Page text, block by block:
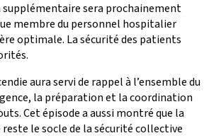
sera prochainement
membre du personnel hospitalier
optimale. La sécurité des patients
aura servi de rappel à l’ensemble du
la préparation et la coordination
Cet épisode a aussi montré que la
le socle de la sécurité collective